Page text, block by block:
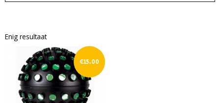
Enig resultaat
€15.00